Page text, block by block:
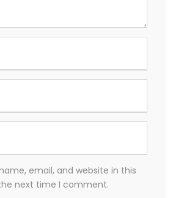
email, and website in this
next time I comment.